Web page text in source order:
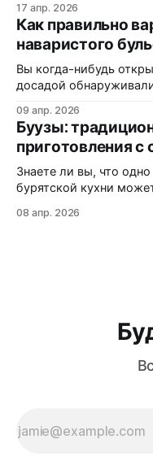
материале вы
«буузы», а другие —
рецепт под западные
Монтаны можно
17 апр. 2026
Как правильно
наваристого
Вы когда-нибудь
досадой
пирожок, а внутри —
кулинарных форумов
сталкиваются с этими
знакомстве с бурятской кухней. В
узнаете:
09 апр. 2026
Буузы:
приготовления с
Знаете ли вы, что
бурятской кухни
Буузы (или позы, как
08 апр. 2026